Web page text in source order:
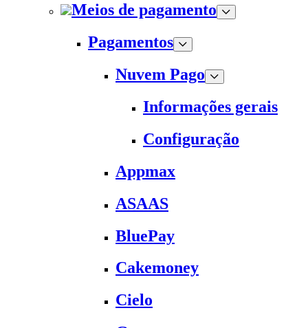
Meios de pagamento
Pagamentos
Nuvem Pago
Informações gerais
Configuração
Appmax
ASAAS
BluePay
Cakemoney
Cielo